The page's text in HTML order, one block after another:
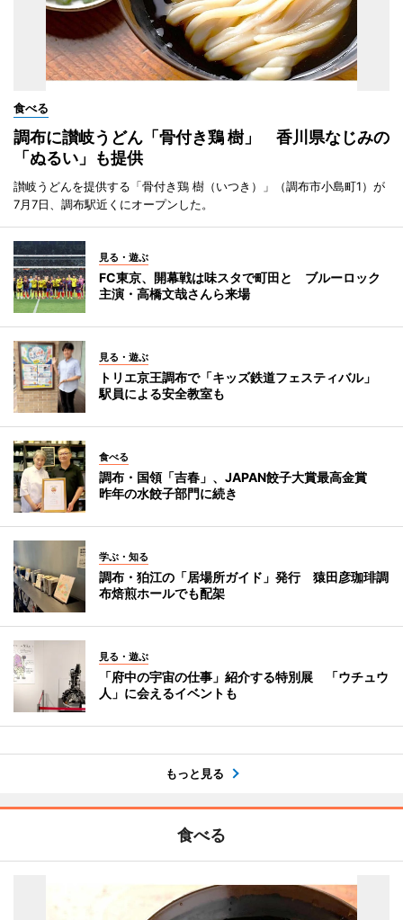
食べる
調布に讃岐うどん「骨付き鶏 樹」 香川県なじみの
「ぬるい」も提供
讃岐うどんを提供する「骨付き鶏 樹（いつき）」（調布市小島町1）が
7月7日、調布駅近くにオープンした。
見る・遊ぶ
FC東京、開幕戦は味スタで町田と ブルーロック
主演・高橋文哉さんら来場
見る・遊ぶ
トリエ京王調布で「キッズ鉄道フェスティバル」
駅員による安全教室も
食べる
調布・国領「吉春」、JAPAN餃子大賞最高金賞
昨年の水餃子部門に続き
学ぶ・知る
調布・狛江の「居場所ガイド」発行 猿田彦珈琲調
布焙煎ホールでも配架
見る・遊ぶ
「府中の宇宙の仕事」紹介する特別展 「ウチュウ
人」に会えるイベントも
もっと見る
食べる